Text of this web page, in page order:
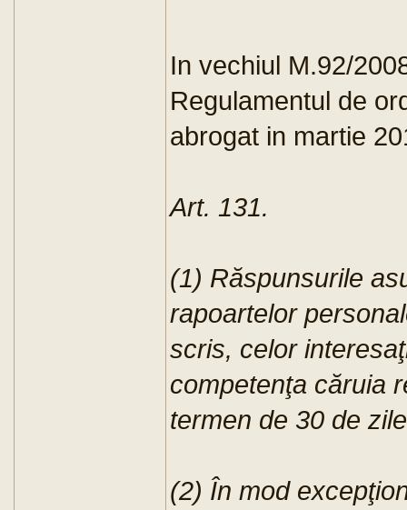
In vechiul M.92/
Regulamentul de
abrogat in martie
Art. 131.
(1) Răspunsurile
rapoartelor
scris, celor
competenţa căruia
termen de 30 de
(2) În mod